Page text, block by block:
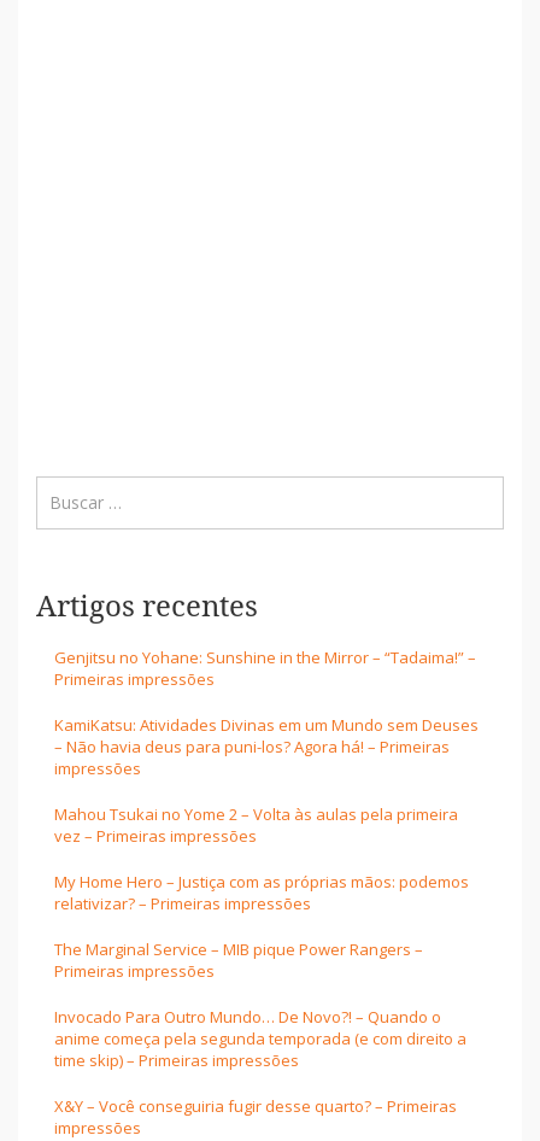
Artigos recentes
Genjitsu no Yohane: Sunshine in the Mirror – “Tadaima!” –
Primeiras impressões
KamiKatsu: Atividades Divinas em um Mundo sem Deuses
– Não havia deus para puni-los? Agora há! – Primeiras
impressões
Mahou Tsukai no Yome 2 – Volta às aulas pela primeira
vez – Primeiras impressões
My Home Hero – Justiça com as próprias mãos: podemos
relativizar? – Primeiras impressões
The Marginal Service – MIB pique Power Rangers –
Primeiras impressões
Invocado Para Outro Mundo… De Novo?! – Quando o
anime começa pela segunda temporada (e com direito a
time skip) – Primeiras impressões
X&Y – Você conseguiria fugir desse quarto? – Primeiras
impressões